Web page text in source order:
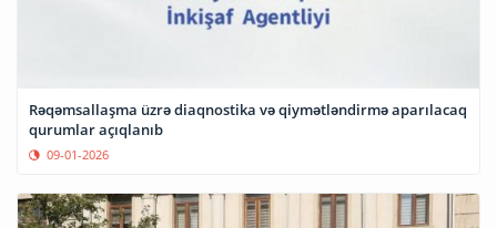
Rəqəmsallaşma üzrə diaqnostika və qiymətləndirmə aparılacaq
qurumlar açıqlanıb
09-01-2026